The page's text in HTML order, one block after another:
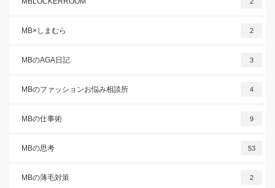
MB×しまむら 2
MBのAGA日記 3
MBのファッションお悩み相談所 4
MBの仕事術 9
MBの思考 53
MBの薄毛対策 2